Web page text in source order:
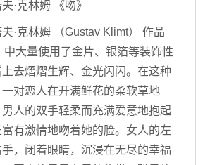
克林姆 《吻》
克林姆 （Gustav Klimt） 作品
中大量使用了金片、银箔等装饰性
去熠熠生辉、金光闪闪。在这种
对恋人在开满鲜花的柔软草地
男人的双手轻柔而充满爱意地抱起
有激情地吻着她的脸。女人的左
，闭着眼睛，沉浸在无尽的幸福